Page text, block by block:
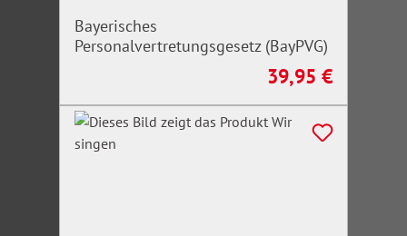
Bayerisches
Personalvertretungsgesetz (BayPVG)
Regulärer Preis:
39,95 €